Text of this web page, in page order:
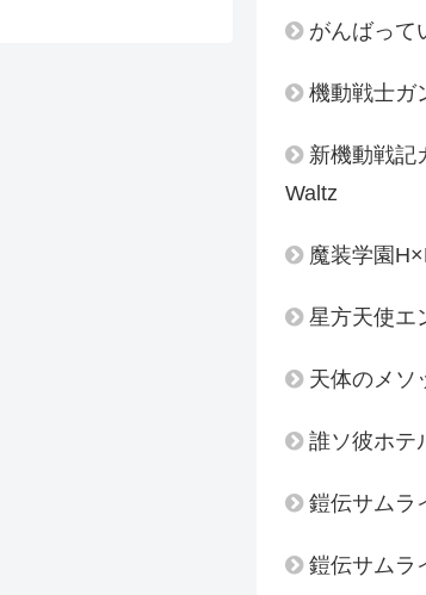
がんばって
機動戦士ガ
新機動戦
Waltz
魔装学園
星方天使エ
天体のメソ
誰ソ彼ホテ
鎧伝サムラ
鎧伝サムラ